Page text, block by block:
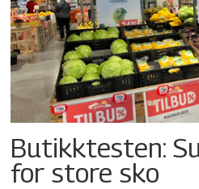
Butikktesten:
for store sko